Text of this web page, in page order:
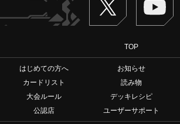
TOP
はじめての方へ お知らせ
カードリスト
読み物
大会ルール
デッキレシピ
公認店
ユーザーサポート